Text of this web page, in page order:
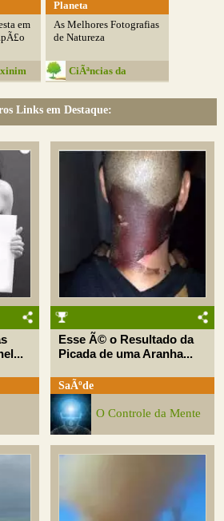
em
Planeta
As Melhores Fotografias
de Natureza
CiÃªncias da
Links em Destaque:
Esse Ã© o Resultado da
Picada de uma Aranha...
SaÃºde
O Controle da Mente